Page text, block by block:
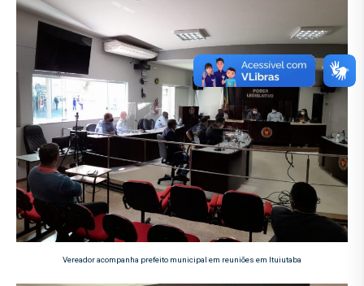
Vereador acompanha prefeito municipal em reuniões em Ituiutaba